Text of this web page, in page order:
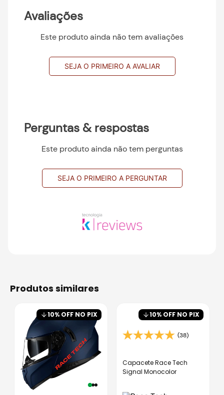
Avaliações
Este produto ainda não tem avaliações
SEJA O PRIMEIRO A AVALIAR
Perguntas & respostas
Este produto ainda não tem perguntas
SEJA O PRIMEIRO A PERGUNTAR
produtos similares
10% OFF NO PIX 10% OFF NO PIX
(38)
Capacete Race Tech
Signal Monocolor